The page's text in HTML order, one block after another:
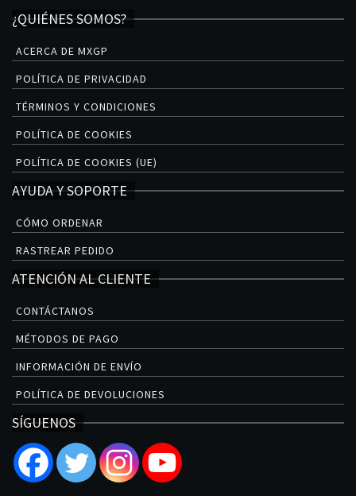
¿QUIÉNES SOMOS?
ACERCA DE MXGP
POLÍTICA DE PRIVACIDAD
TÉRMINOS Y CONDICIONES
POLÍTICA DE COOKIES
POLÍTICA DE COOKIES (UE)
AYUDA Y SOPORTE
CÓMO ORDENAR
RASTREAR PEDIDO
ATENCIÓN AL CLIENTE
CONTÁCTANOS
MÉTODOS DE PAGO
INFORMACIÓN DE ENVÍO
POLÍTICA DE DEVOLUCIONES
SÍGUENOS